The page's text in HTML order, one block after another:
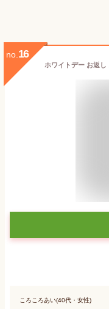
no. 16
ころころあい(40代・女性)